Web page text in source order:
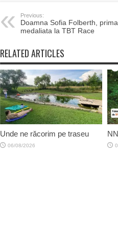
Previous:
Doamna Sofia Folberth, prima
medaliata la TBT Race
RELATED ARTICLES
Unde ne răcorim pe traseu
06/08/2026